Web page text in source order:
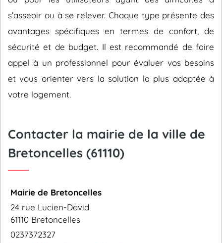
s’asseoir ou à se relever. Chaque type présente des
avantages spécifiques en termes de confort, de
sécurité et de budget. Il est recommandé de faire
appel à un professionnel pour évaluer vos besoins
et vous orienter vers la solution la plus adaptée à
votre logement.
Contacter la mairie de la ville de
Bretoncelles (61110)
Mairie de Bretoncelles
24 rue Lucien-David
61110 Bretoncelles
0237372327